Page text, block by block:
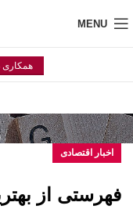
MENU
اخبار اقتصادی
فهرستی از